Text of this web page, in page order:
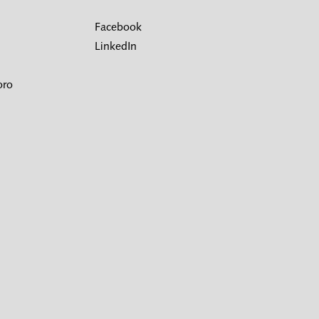
Facebook
LinkedIn